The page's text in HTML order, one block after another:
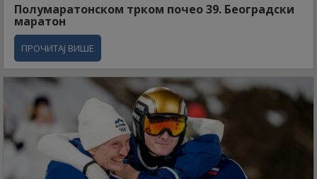
Полумаратонском трком почео 39. Београдски
маратон
ПРОЧИТАЈ ВИШЕ